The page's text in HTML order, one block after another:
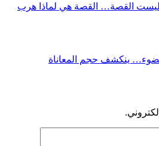
ليست القصة… القصة هي لماذا هرب
ينكشف حجم المعاناة